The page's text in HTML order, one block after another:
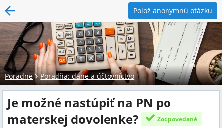
Polož anonymnú otázku
Poradne Poradňa: dane a účtovníctvo
Je možné nastúpiť na PN po
materskej dovolenke?
Zodpovedané